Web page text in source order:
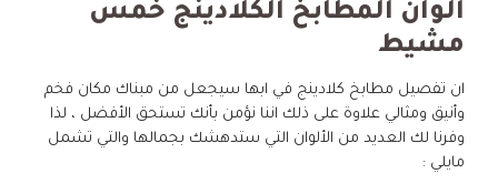
الوان المطابخ الكلادينج خمس
مشيط
ان تفصيل مطابخ كلادينج في ابها سيجعل من مبناك مكان فخم
وأنيق ومثالي علاوة على ذلك اننا نؤمن بأنك تستحق الأفضل ، لذا
وفرنا لك العديد من الألوان التي ستدهشك بجمالها والتي تشمل
مايلي :